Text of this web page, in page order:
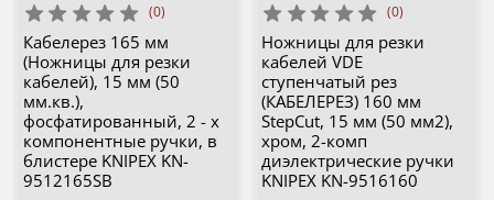
(0)
Кабелерез 165 мм
(Ножницы для резки
кабелей), 15 мм (50
мм.кв.),
фосфатированный, 2 - х
компонентные ручки, в
блистере KNIPEX KN-
9512165SB
(0)
Ножницы для резки
кабелей VDE
ступенчатый рез
(КАБЕЛЕРЕЗ) 160 мм
StepCut, 15 мм (50 мм2),
хром, 2-комп
диэлектрические ручки
KNIPEX KN-9516160